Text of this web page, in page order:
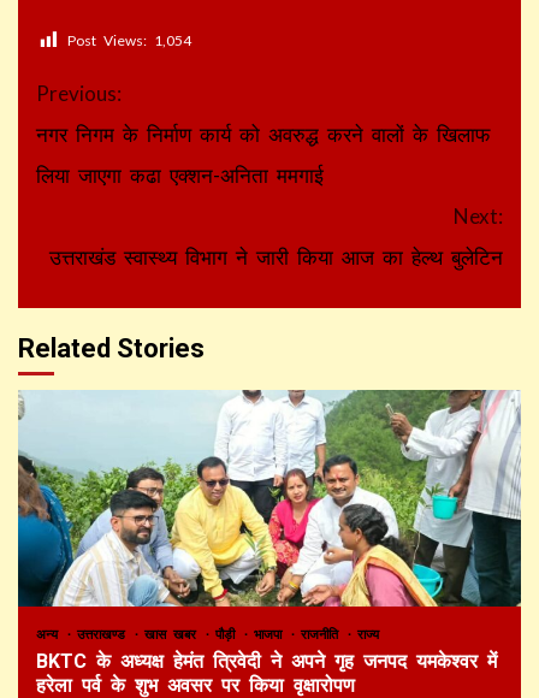
Post Views: 1,054
Continue
Reading
Previous:
नगर निगम के निर्माण कार्य को अवरुद्ध करने वालों के खिलाफ
लिया जाएगा कढा एक्शन-अनिता ममगाई
Next:
उत्तराखंड स्वास्थ्य विभाग ने जारी किया आज का हेल्थ बुलेटिन
Related Stories
अन्य उत्तराखण्ड खास खबर पौड़ी भाजपा राजनीति राज्य
BKTC के अध्यक्ष हेमंत त्रिवेदी ने अपने गृह जनपद यमकेश्वर में
हरेला पर्व के शुभ अवसर पर किया वृक्षारोपण